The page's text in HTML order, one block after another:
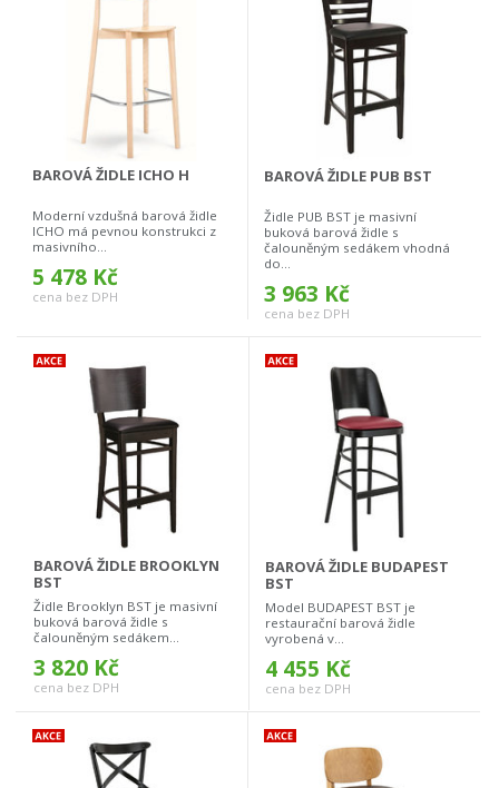
BAROVÁ ŽIDLE ICHO H
Moderní vzdušná barová židle
ICHO má pevnou konstrukci z
masivního...
5 478 Kč
cena bez DPH
BAROVÁ ŽIDLE PUB BST
Židle PUB BST je masivní
buková barová židle s
čalouněným sedákem vhodná
do...
3 963 Kč
cena bez DPH
BAROVÁ ŽIDLE BROOKLYN
BST
Židle Brooklyn BST je masivní
buková barová židle s
čalouněným sedákem...
3 820 Kč
cena bez DPH
BAROVÁ ŽIDLE BUDAPEST
BST
Model BUDAPEST BST je
restaurační barová židle
vyrobená v...
4 455 Kč
cena bez DPH